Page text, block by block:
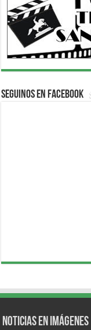
Seguinos en Facebook
Noticias en Imágenes